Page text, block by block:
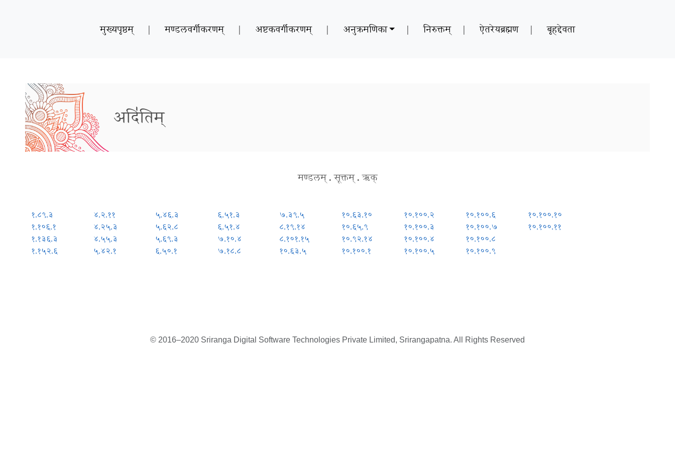
मुख्यपृष्ठम् | मण्डलवर्गीकरणम् | अष्टकवर्गीकरणम् | अनुक्रमणिका | निरुक्तम् | ऐतरेयब्रह्मण | बृहद्देवता
अदि॑तिम्
मण्डलम् . सूक्तम् . ऋक्
१.८९.३
१.१०६.१
१.१३६.३
१.१५२.६
४.२.११
४.२५.३
४.५५.३
५.४२.१
५.४६.३
५.६२.८
५.६९.३
६.५०.१
६.५१.३
६.५१.४
७.१०.४
७.१८.८
७.३९.५
८.१९.१४
८.१०१.१५
१०.६३.५
१०.६३.१०
१०.६५.९
१०.९२.१४
१०.१००.१
१०.१००.२
१०.१००.३
१०.१००.४
१०.१००.५
१०.१००.६
१०.१००.७
१०.१००.८
१०.१००.९
१०.१००.१०
१०.१००.११
© 2016–2020 Sriranga Digital Software Technologies Private Limited, Srirangapatna. All Rights Reserved